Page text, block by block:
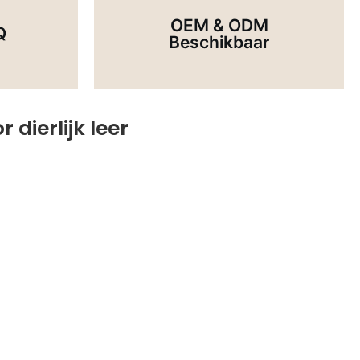
Als
OEM & ODM
Beschikbaar
Of Je Nu Je Logo In Het
Kurkproduct Wilt Laten Graveren Of
dierlijk leer